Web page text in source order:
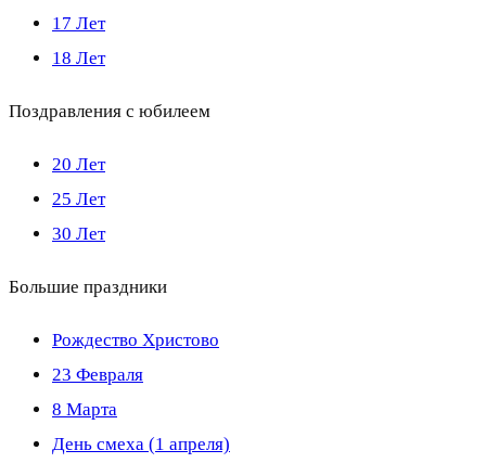
17 Лет
18 Лет
Поздравления с юбилеем
20 Лет
25 Лет
30 Лет
Большие праздники
Рождество Христово
23 Февраля
8 Марта
День смеха (1 апреля)